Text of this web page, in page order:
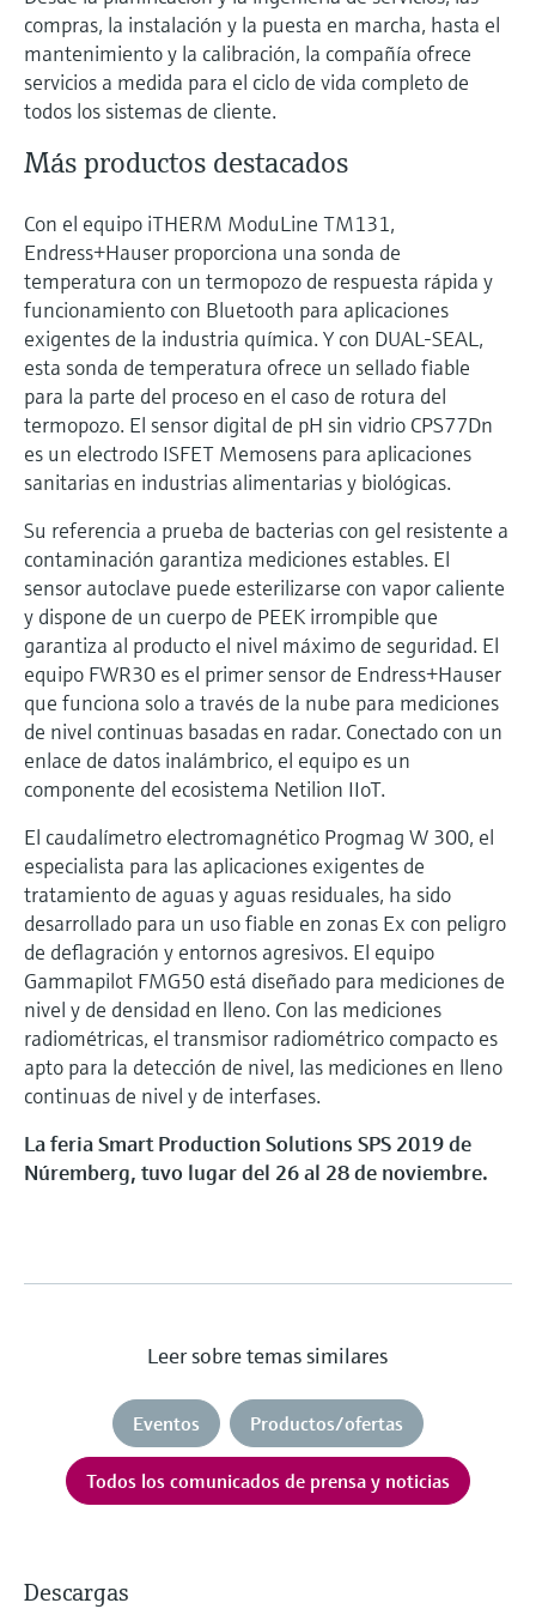
compras, la instalación y la puesta en marcha, hasta el
mantenimiento y la calibración, la compañía ofrece
servicios a medida para el ciclo de vida completo de
todos los sistemas de cliente.
Más productos destacados
Con el equipo iTHERM ModuLine TM131,
Endress+Hauser proporciona una sonda de
temperatura con un termopozo de respuesta rápida y
funcionamiento con Bluetooth para aplicaciones
exigentes de la industria química. Y con DUAL-SEAL,
esta sonda de temperatura ofrece un sellado fiable
para la parte del proceso en el caso de rotura del
termopozo. El sensor digital de pH sin vidrio CPS77Dn
es un electrodo ISFET Memosens para aplicaciones
sanitarias en industrias alimentarias y biológicas.
Su referencia a prueba de bacterias con gel resistente a
contaminación garantiza mediciones estables. El
sensor autoclave puede esterilizarse con vapor caliente
y dispone de un cuerpo de PEEK irrompible que
garantiza al producto el nivel máximo de seguridad. El
equipo FWR30 es el primer sensor de Endress+Hauser
que funciona solo a través de la nube para mediciones
de nivel continuas basadas en radar. Conectado con un
enlace de datos inalámbrico, el equipo es un
componente del ecosistema Netilion IIoT.
El caudalímetro electromagnético Progmag W 300, el
especialista para las aplicaciones exigentes de
tratamiento de aguas y aguas residuales, ha sido
desarrollado para un uso fiable en zonas Ex con peligro
de deflagración y entornos agresivos. El equipo
Gammapilot FMG50 está diseñado para mediciones de
nivel y de densidad en lleno. Con las mediciones
radiométricas, el transmisor radiométrico compacto es
apto para la detección de nivel, las mediciones en lleno
continuas de nivel y de interfases.
La feria Smart Production Solutions SPS 2019 de
Núremberg, tuvo lugar del 26 al 28 de noviembre.
Leer sobre temas similares
Eventos Productos/ofertas
Todos los comunicados de prensa y noticias
Descargas